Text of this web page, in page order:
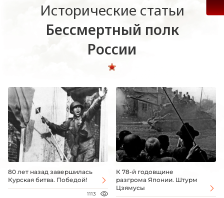
Исторические статьи
Бессмертный полк
России
80 лет назад завершилась
Курская битва. Победой!
1113
К 78-й годовщине
разгрома Японии. Штурм
Цзямусы